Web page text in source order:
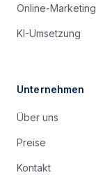
Online-
KI-Umsetzung
Unternehmen
Über uns
Preise
Kontakt